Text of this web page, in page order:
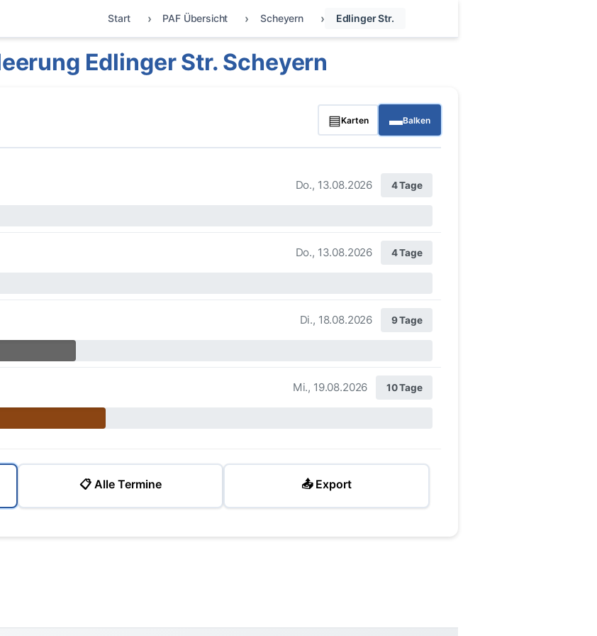
Start PAF Übersicht Scheyern Edlinger Str.
Edlinger Str. Scheyern
▤Karten ▬Balken
Do., 13.08.2026 4 Tage
Do., 13.08.2026 4 Tage
Di., 18.08.2026 9 Tage
Mi., 19.08.2026 10 Tage
📋 Alle Termine 📤 Export